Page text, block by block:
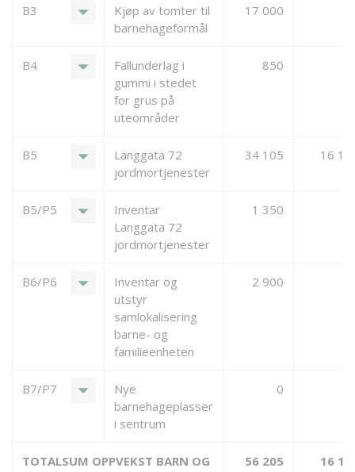
B3 arrow_drop_down
Kjøp av tomter til
barnehageformål
17 000
B4 arrow_drop_down
Fallunderlag i
gummi i stedet
for grus på
uteområder
850
B5 arrow_drop_down
Langgata 72
jordmortjenester
34 105 16
B5/P5 arrow_drop_down
Inventar
Langgata 72
jordmortjenester
1 350
B6/P6 arrow_drop_down
Inventar og
utstyr
samlokalisering
barne- og
familieenheten
2 900
B7/P7 arrow_drop_down
Nye
barnehageplasser
i sentrum
0
TOTALSUM OPPVEKST BARN OG
56 205 16